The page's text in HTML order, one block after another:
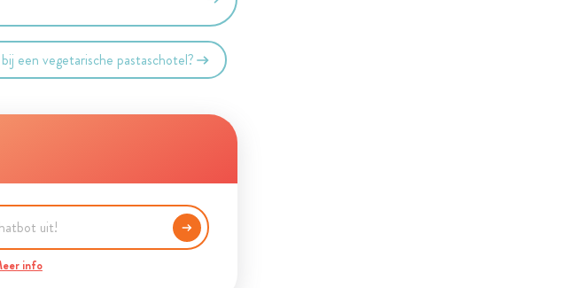
een vegetarische pastaschotel?
info